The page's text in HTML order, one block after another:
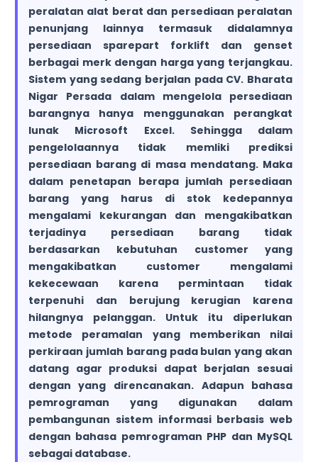
peralatan alat berat dan persediaan peralatan
penunjang lainnya termasuk didalamnya
persediaan sparepart forklift dan genset
berbagai merk dengan harga yang terjangkau.
Sistem yang sedang berjalan pada CV. Bharata
Nigar Persada dalam mengelola persediaan
barangnya hanya menggunakan perangkat
lunak Microsoft Excel. Sehingga dalam
pengelolaannya tidak memliki prediksi
persediaan barang di masa mendatang. Maka
dalam penetapan berapa jumlah persediaan
barang yang harus di stok kedepannya
mengalami kekurangan dan mengakibatkan
terjadinya persediaan barang tidak
berdasarkan kebutuhan customer yang
mengakibatkan customer mengalami
kekecewaan karena permintaan tidak
terpenuhi dan berujung kerugian karena
hilangnya pelanggan. Untuk itu diperlukan
metode peramalan yang memberikan nilai
perkiraan jumlah barang pada bulan yang akan
datang agar produksi dapat berjalan sesuai
dengan yang direncanakan. Adapun bahasa
pemrograman yang digunakan dalam
pembangunan sistem informasi berbasis web
dengan bahasa pemrograman PHP dan MySQL
sebagai database.